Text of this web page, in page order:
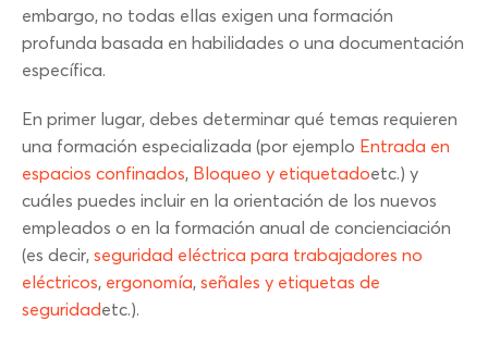
embargo, no todas ellas exigen una formación
profunda basada en habilidades o una documentación
específica.
En primer lugar, debes determinar qué temas requieren
una formación especializada (por ejemplo Entrada en
espacios confinados, Bloqueo y etiquetadoetc.) y
cuáles puedes incluir en la orientación de los nuevos
empleados o en la formación anual de concienciación
(es decir, seguridad eléctrica para trabajadores no
eléctricos, ergonomía, señales y etiquetas de
seguridadetc.).